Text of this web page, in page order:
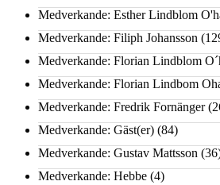
Medverkande: Esther Lindblom
Medverkande: Filiph Johansson
Medverkande: Florian Lindblom
Medverkande: Florian Lindbom
Medverkande: Fredrik Fornänger
Medverkande: Gäst(er) (84)
Medverkande: Gustav Mattsson
Medverkande: Hebbe (4)